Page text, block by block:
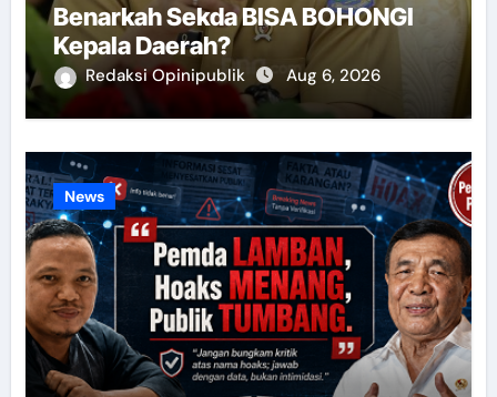
Benarkah Sekda BISA BOHONGI
Kepala Daerah?
Redaksi Opinipublik Aug 6, 2026
News